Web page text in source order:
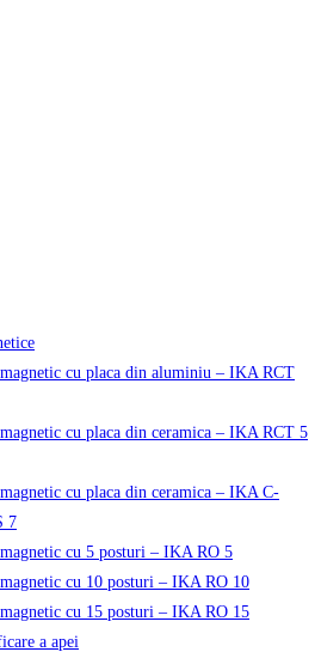
cu placa din aluminiu – IKA RCT
cu placa din ceramica – IKA RCT 5
cu placa din ceramica – IKA C-
7
cu 5 posturi – IKA RO 5
cu 10 posturi – IKA RO 10
cu 15 posturi – IKA RO 15
a apei